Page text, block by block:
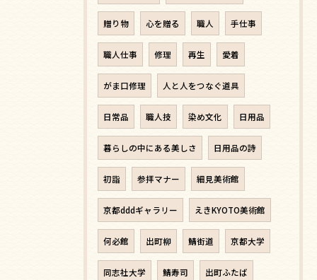
贈り物 心を贈る 職人 手仕事
職人仕事 修理 再生 愛着
がま口修理 人と人をつなぐ道具
日常品 職人技 染め文化 日用品
暮らしの中にある美しさ 日用品の詩
初詣 参拝マナー 細見美術館
京都dddギャラリー えきKYOTO美術館
何必館 出町柳 鯖街道 京都大学
同志社大学 鯖寿司 出町ふたば